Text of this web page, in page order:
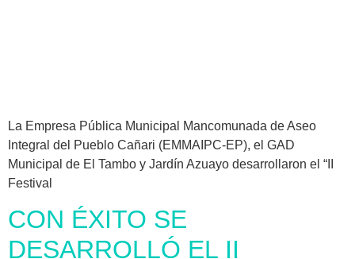
La Empresa Pública Municipal Mancomunada de Aseo
Integral del Pueblo Cañari (EMMAIPC-EP), el GAD
Municipal de El Tambo y Jardín Azuayo desarrollaron el “II
Festival
CON ÉXITO SE
DESARROLLÓ EL II